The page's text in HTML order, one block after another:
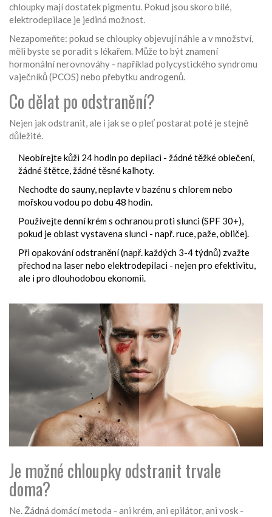
chloupky mají dostatek pigmentu. Pokud jsou skoro bílé,
elektrodepilace je jediná možnost.
Nezapomeňte: pokud se chloupky objevují náhle a v množství,
měli byste se poradit s lékařem. Může to být znamení
hormonální nerovnováhy - například polycystického syndromu
vaječníků (PCOS) nebo přebytku androgenů.
Co dělat po odstranění?
Nejen jak odstranit, ale i jak se o pleť postarat poté je stejně
důležité.
Neobírejte kůži 24 hodin po depilaci - žádné těžké oblečení,
žádné štětce, žádné těsné kalhoty.
Nechodte do sauny, neplavte v bazénu s chlorem nebo
mořskou vodou po dobu 48 hodin.
Používejte denní krém s ochranou proti slunci (SPF 30+),
pokud je oblast vystavena slunci - např. ruce, paže, obličej.
Při opakování odstranění (např. každých 3-4 týdnů) zvažte
přechod na laser nebo elektrodepilaci - nejen pro efektivitu,
ale i pro dlouhodobou ekonomii.
Je možné chloupky odstranit trvale
doma?
Ne. Žádná domácí metoda - ani krém, ani epilátor, ani vosk -